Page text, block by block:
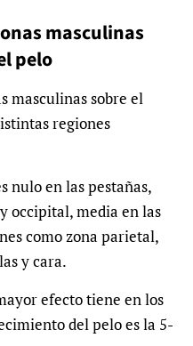
masculinas
pelo
masculinas sobre el
regiones
nulo en las pestañas,
occipital, media en las
como zona parietal,
y cara.
efecto tiene en los
del pelo es la 5-